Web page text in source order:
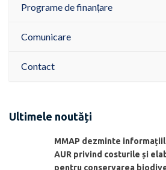
Programe de finanțare
Comunicare
Contact
Ultimele noutăți
MMAP dezminte
AUR privind costurile și
pentru conservarea